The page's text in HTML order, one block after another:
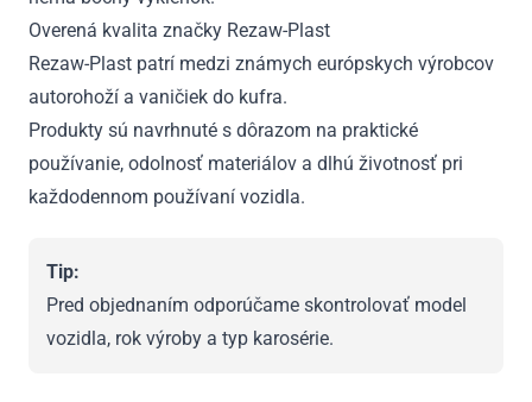
Overená kvalita značky Rezaw-Plast
Rezaw-Plast patrí medzi známych európskych výrobcov
autorohoží a vaničiek do kufra.
Produkty sú navrhnuté s dôrazom na praktické
používanie, odolnosť materiálov a dlhú životnosť pri
každodennom používaní vozidla.
Tip:
Pred objednaním odporúčame skontrolovať model
vozidla, rok výroby a typ karosérie.